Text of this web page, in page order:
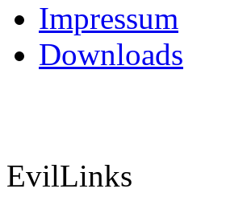
Impressum
Downloads
EvilLinks